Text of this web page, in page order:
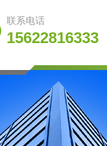
联系电话
15622816333